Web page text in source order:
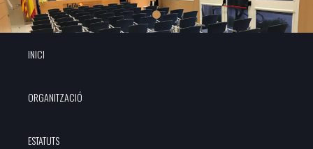
INICI
ORGANITZACIÓ
ESTATUTS